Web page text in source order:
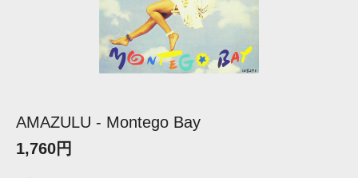
AMAZULU - Montego Bay
1,760円